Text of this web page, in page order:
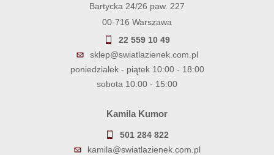
Bartycka 24/26 paw. 227
00-716 Warszawa
22 559 10 49
sklep@swiatlazienek.com.pl
poniedziałek - piątek 10:00 - 18:00
sobota 10:00 - 15:00
Kamila Kumor
501 284 822
kamila@swiatlazienek.com.pl